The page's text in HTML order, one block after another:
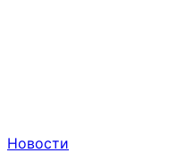
Новости